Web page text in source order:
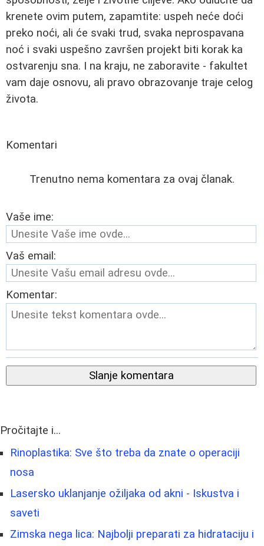
krenete ovim putem, zapamtite: uspeh neće doći
preko noći, ali će svaki trud, svaka neprospavana
noć i svaki uspešno završen projekt biti korak ka
ostvarenju sna. I na kraju, ne zaboravite - fakultet
vam daje osnovu, ali pravo obrazovanje traje celog
života.
Komentari
Trenutno nema komentara za ovaj članak.
Vaše ime:
Vaš email:
Komentar:
Slanje komentara
Pročitajte i...
Rinoplastika: Sve što treba da znate o operaciji
nosa
Lasersko uklanjanje ožiljaka od akni - Iskustva i
saveti
Zimska nega lica: Najbolji preparati za hidrataciju i